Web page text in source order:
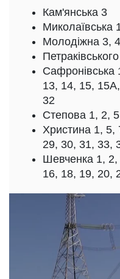
Кам'янська 3
Миколаївська
Молодіжна 3, 4
Сафронівська
13, 14, 15,
32
Степова 1, 2,
Христина 1, 5,
29, 30, 31, 33,
Шевченка 1, 2,
16, 18, 19, 20,